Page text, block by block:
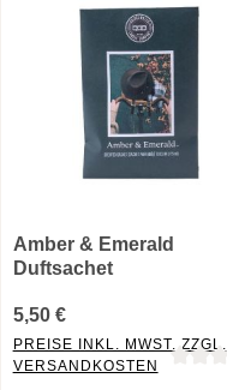
Amber & Emerald
Duftsachet
5,50 €
PREISE INKL. MWST. ZZGL.
VERSANDKOSTEN